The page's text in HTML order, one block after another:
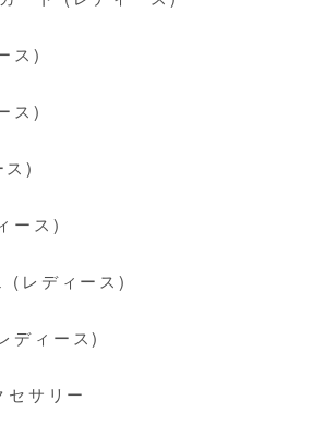
ス)
ス)
ス)
ース)
(レディース)
ディース)
サリー